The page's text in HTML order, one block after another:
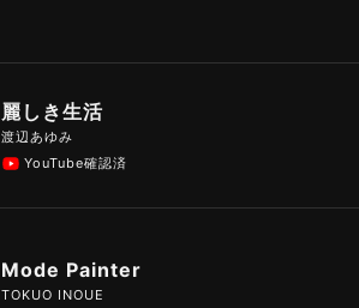
麗しき生活
渡辺あゆみ
YouTube確認済
Mode Painter
TOKUO INOUE